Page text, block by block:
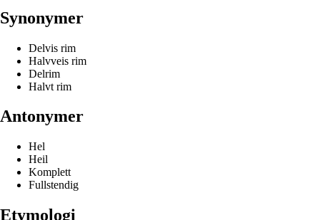
Synonymer
Delvis rim
Halvveis rim
Delrim
Halvt rim
Antonymer
Hel
Heil
Komplett
Fullstendig
Etymologi